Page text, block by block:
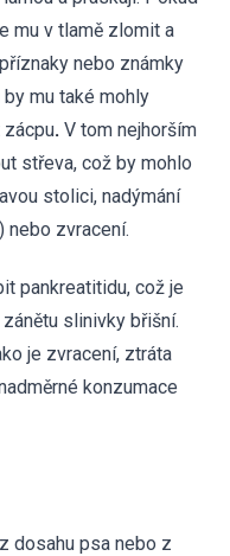
mu v tlamě zlomit a
nebo známky
mu také mohly
. V tom nejhorším
střeva, což by mohlo
stolici, nadýmání
nebo zvracení.
pankreatitidu, což je
slinivky břišní.
je zvracení, ztráta
konzumace
dosahu psa nebo z